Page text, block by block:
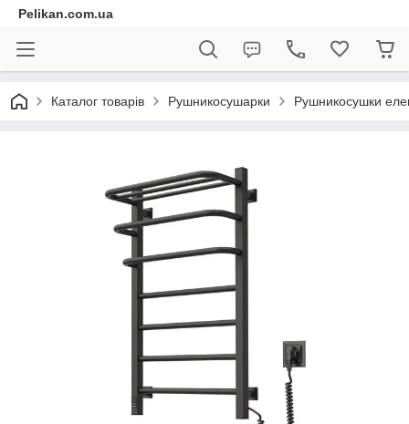
Pelikan.com.ua
Каталог товарів Рушникосушарки Рушникосушки